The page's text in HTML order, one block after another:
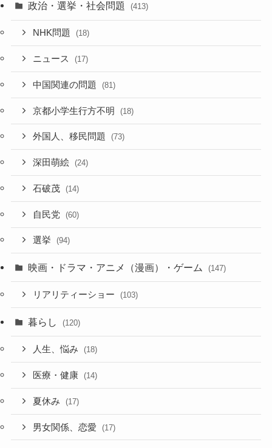
政治・選挙・社会問題 (413)
NHK問題 (18)
ニュース (17)
中国関連の問題 (81)
京都小学生行方不明 (18)
外国人、移民問題 (73)
深田萌絵 (24)
石破茂 (14)
自民党 (60)
選挙 (94)
映画・ドラマ・アニメ（漫画）・ゲーム (147)
リアリティーショー (103)
暮らし (120)
人生、悩み (18)
医療・健康 (14)
夏休み (17)
男女関係、恋愛 (17)